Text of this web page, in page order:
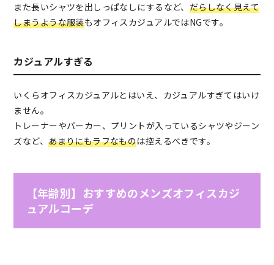
また長いシャツを出しっぱなしにするなど、 だらしなく見えて
しまうような服装もオフィスカジュアルではNGです。
カジュアルすぎる
いくらオフィスカジュアルとはいえ、カジュアルすぎてはいけ
ません。
トレーナーやパーカー、プリントが入っているシャツやジーン
ズなど、あまりにもラフなものは控えるべきです。
【年齢別】おすすめのメンズオフィスカジ
ュアルコーデ